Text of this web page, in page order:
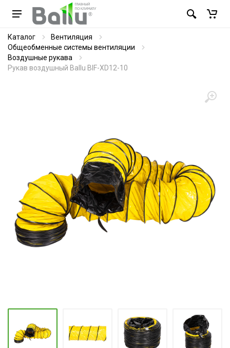
Каталог
Вентиляция
Общеобменные системы вентиляции
Воздушные рукава
Рукав воздушный Ballu BIF-XD12-10